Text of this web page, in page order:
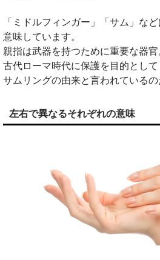
「ミドルフィンガー」「サム」な
意味しています。
親指は武器を持つために重要な器官
古代ローマ時代に保護を目的とし
サムリングの由来と言われているの
左右で異なるそれぞれの意味